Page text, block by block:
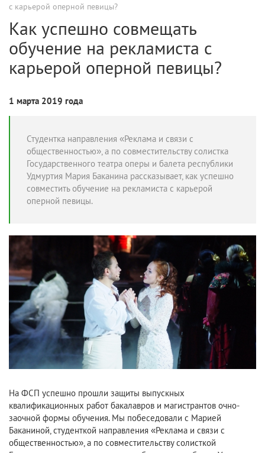
с карьерой оперной певицы?
Как успешно совмещать
обучение на рекламиста с
карьерой оперной певицы?
1 марта 2019 года
Студентка направления «Реклама и связи с
общественностью», а по совместительству солистка
Государственного театра оперы и балета республики
Удмуртия Мария Баканина рассказывает, как успешно
совместить обучение на рекламиста с карьерой
оперной певицы.
На ФСП успешно прошли защиты выпускных
квалификационных работ бакалавров и магистрантов очно-
заочной формы обучения. Мы побеседовали с Марией
Баканиной, студенткой направления «Реклама и связи с
общественностью», а по совместительству солисткой